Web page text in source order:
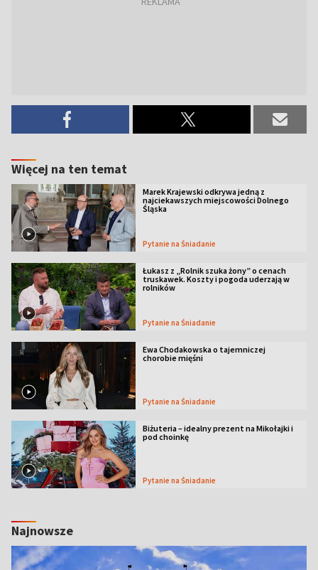
Więcej na ten temat
Marek Krajewski odkrywa jedną z
najciekawszych miejscowości Dolnego
Śląska
Pytanie na Śniadanie
Łukasz z „Rolnik szuka żony” o cenach
truskawek. Koszty i pogoda uderzają w
rolników
Pytanie na Śniadanie
Ewa Chodakowska o tajemniczej
chorobie mięśni
Pytanie na Śniadanie
Biżuteria – idealny prezent na Mikołajki i
pod choinkę
Pytanie na Śniadanie
Najnowsze